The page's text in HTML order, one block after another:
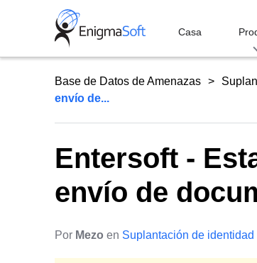
Casa
Base de Datos de Amenazas
envío de...
Entersoft -
envío de
Por Mezo en Suplantación de